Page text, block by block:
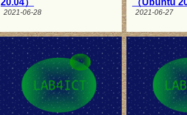
20.04）
2021-06-28
（Ubuntu
2021-06-27